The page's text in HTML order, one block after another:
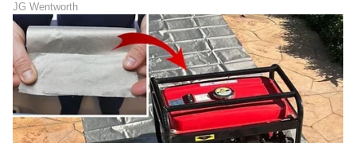
Image Credit :Getty
ವೃತ್ತಿ ಮತ್ತು ಕುಟುಂಬದ ನಡುವೆ ಬ್ಯಾಲೆನ್ಸ್ ಮಾಡುವುದು
ಹೇಗೆ?